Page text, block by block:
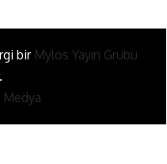
bir Mylos Yayın Grubu
Medya